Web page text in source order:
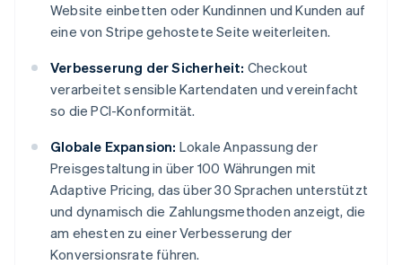
Website einbetten oder Kundinnen und Kunden auf
eine von Stripe gehostete Seite weiterleiten.
Verbesserung der Sicherheit: Checkout
verarbeitet sensible Kartendaten und vereinfacht
so die PCI-Konformität.
Globale Expansion: Lokale Anpassung der
Preisgestaltung in über 100 Währungen mit
Adaptive Pricing, das über 30 Sprachen unterstützt
und dynamisch die Zahlungsmethoden anzeigt, die
am ehesten zu einer Verbesserung der
Konversionsrate führen.